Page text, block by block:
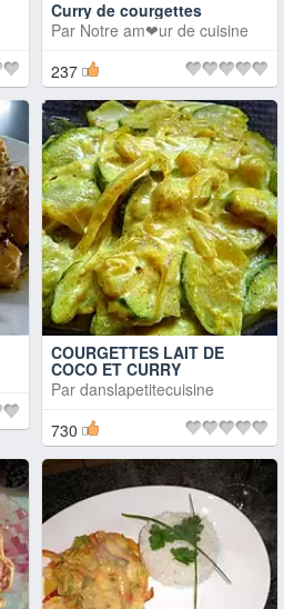
Curry de courgettes
Par Notre am❤ur de cuisine
237
COURGETTES LAIT DE
COCO ET CURRY
Par danslapetitecuisine
730